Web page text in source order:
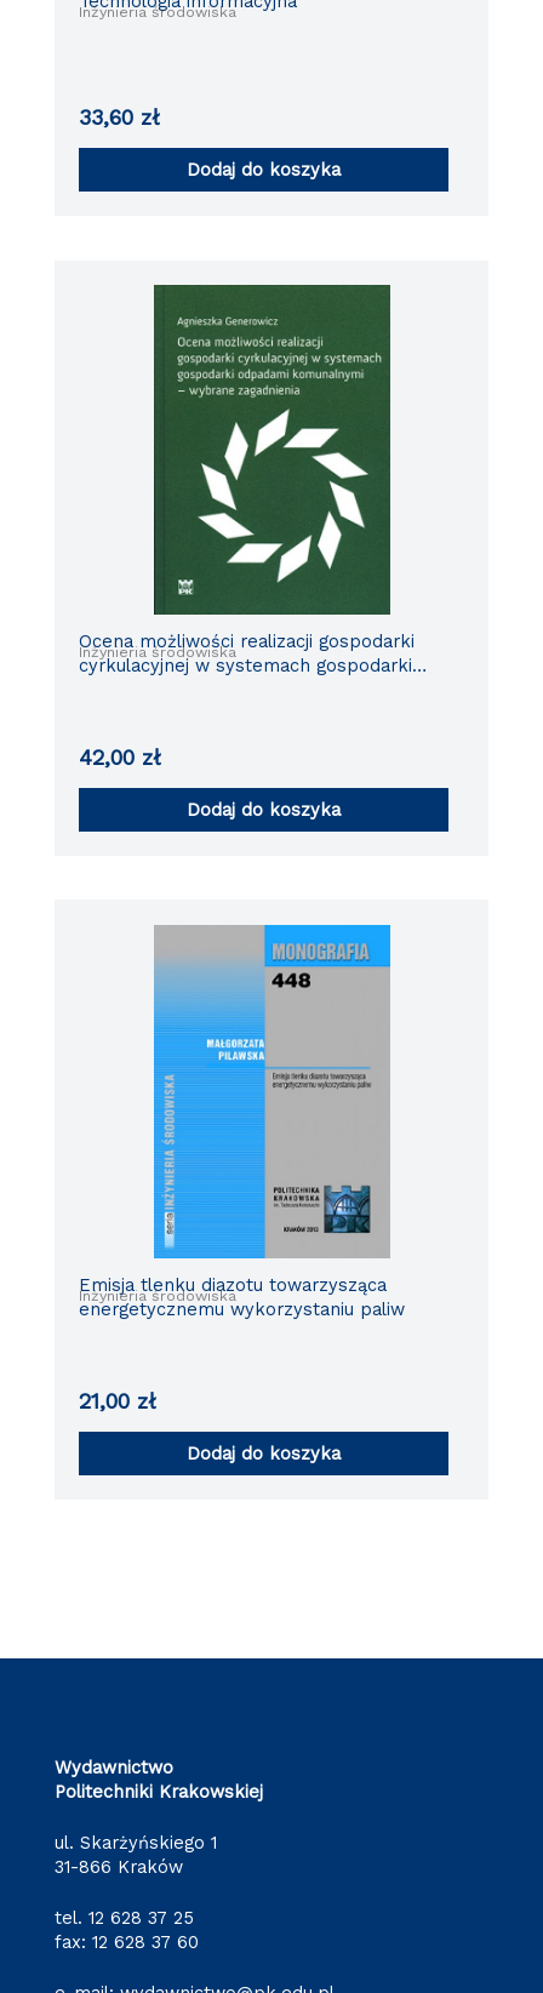
Inżynieria środowiska
33,60 zł
Dodaj do koszyka
Inżynieria środowiska
Ocena możliwości realizacji gospodarki
cyrkulacyjnej w systemach gospodarki
42,00 zł
Dodaj do koszyka
Inżynieria środowiska
Emisja tlenku diazotu towarzysząca
energetycznemu wykorzystaniu paliw
21,00 zł
Dodaj do koszyka
Wydawnictwo
Politechniki Krakowskiej
ul. Skarżyńskiego 1
31-866 Kraków
tel. 12 628 37 25
fax: 12 628 37 60